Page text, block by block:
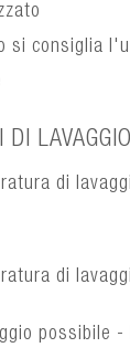
si consiglia
DI LAVAGGIO
di
di
possibile